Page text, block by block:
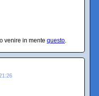
venire in mente questo.